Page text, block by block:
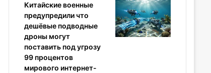
Китайские военные
предупредили что
дешёвые подводные
дроны могут
поставить под угрозу
99 процентов
мирового интернет-